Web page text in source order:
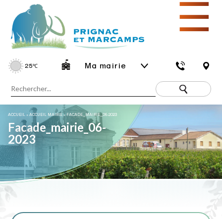
25℃ Ma mairie
☰
ACCUEIL »ACCUEIL MAIRIE»FACADE_MAIRIE_06-2023
Facade_mairie_06-
2023